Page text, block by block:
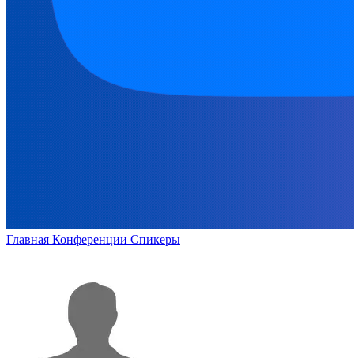
Главная Конференции Спикеры